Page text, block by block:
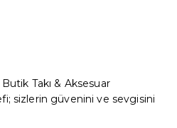
Takı & Aksesuar
sizlerin güvenini ve sevgisini